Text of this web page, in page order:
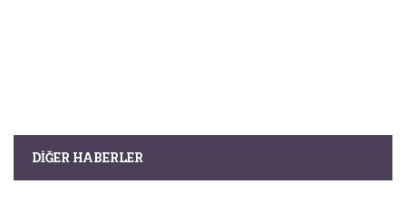
DIĞER HABERLER